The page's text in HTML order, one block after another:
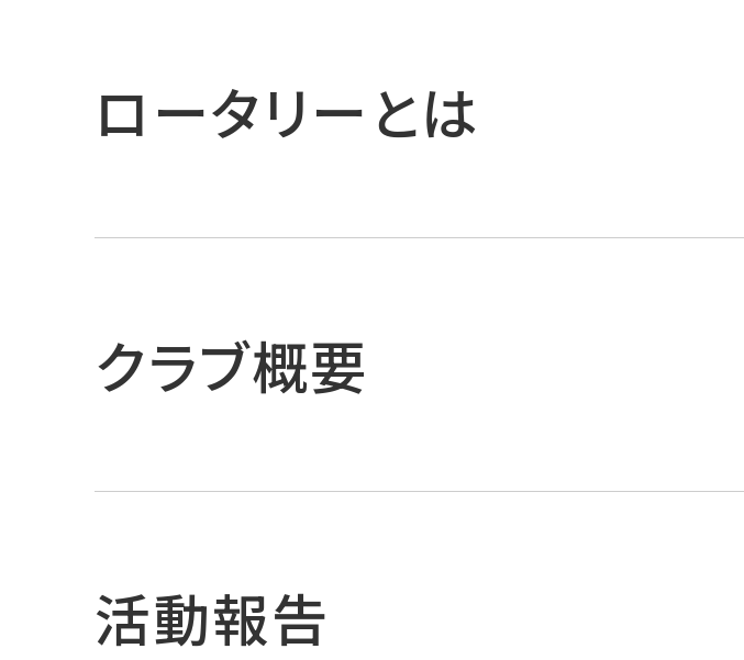
ロータリーとは
クラブ概要
活動報告